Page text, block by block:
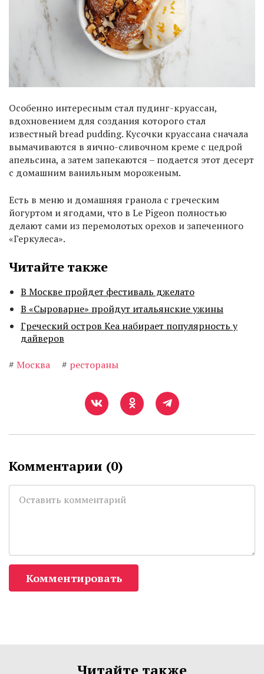
Особенно интересным стал пудинг-круассан,
вдохновением для создания которого стал
известный bread pudding. Кусочки круассана сначала
вымачиваются в яично-сливочном креме с цедрой
апельсина, а затем запекаются – подается этот десерт
с домашним ванильным мороженым.
Есть в меню и домашняя гранола с греческим
йогуртом и ягодами, что в Le Pigeon полностью
делают сами из перемолотых орехов и запеченного
«Геркулеса».
Читайте также
В Москве пройдет фестиваль джелато
В «Сыроварне» пройдут итальянские ужины
Греческий остров Кеа набирает популярность у
дайверов
# Москва # рестораны
Комментарии (0)
Комментировать
Читайте также